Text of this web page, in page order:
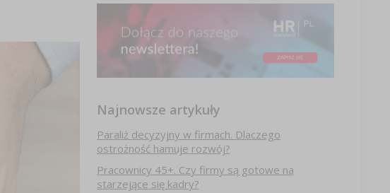
Najnowsze artykuły
Paraliż decyzyjny w firmach. Dlaczego
ostrożność hamuje rozwój?
Pracownicy 45+. Czy firmy są gotowe na
starzejące się kadry?